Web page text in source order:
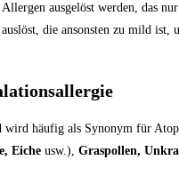
ausgelöst werden, das
die ansonsten zu mild ist,
häufig als Synonym für
Eiche usw.), Graspollen,